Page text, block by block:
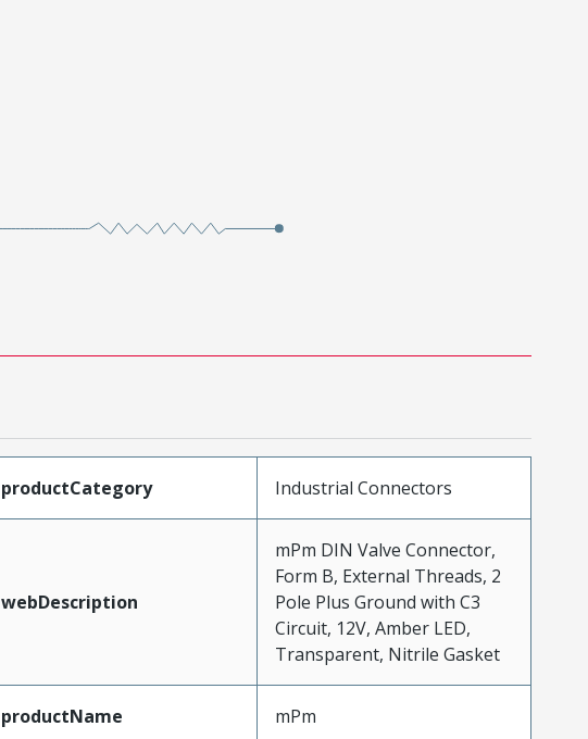
productCategory Industrial Connectors
webDescription
mPm DIN Valve Connector,
Form B, External Threads, 2
Pole Plus Ground with C3
Circuit, 12V, Amber LED,
Transparent, Nitrile Gasket
productName mPm